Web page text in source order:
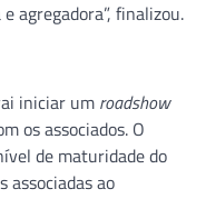
agregadora”, finalizou.
iniciar um roadshow
os associados. O
de maturidade do
associadas ao